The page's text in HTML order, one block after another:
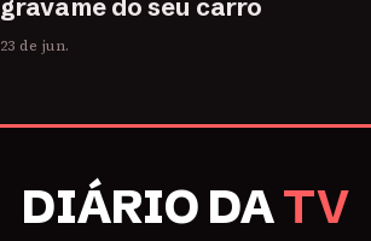
gravame do seu carro
23 de jun.
DIÁRIO DATV